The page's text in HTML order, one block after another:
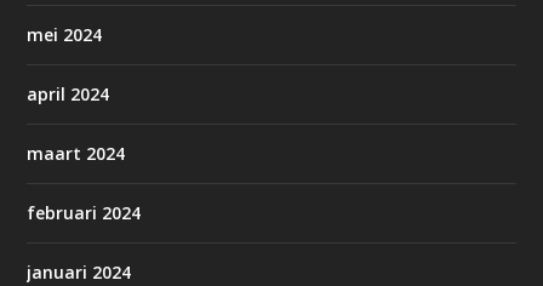
mei 2024
april 2024
maart 2024
februari 2024
januari 2024